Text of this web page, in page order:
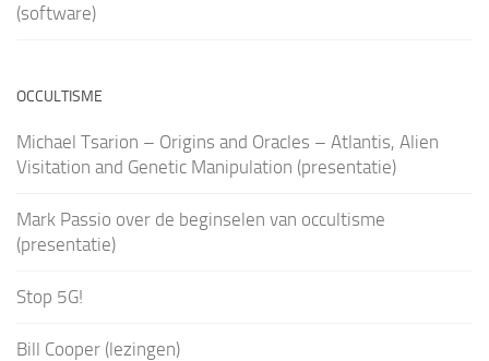
(software)
OCCULTISME
Michael Tsarion – Origins and Oracles – Atlantis, Alien
Visitation and Genetic Manipulation (presentatie)
Mark Passio over de beginselen van occultisme
(presentatie)
Stop 5G!
Bill Cooper (lezingen)